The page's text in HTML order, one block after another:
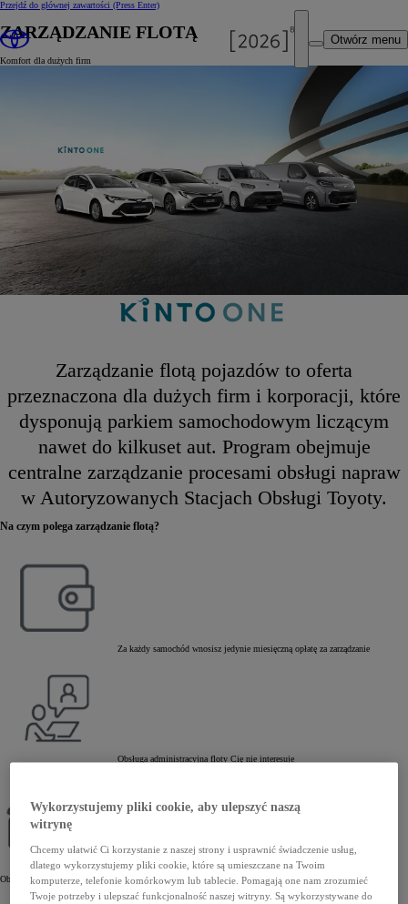
Przejdź do głównej zawartości (Press Enter)
Otwórz menu
ZARZĄDZANIE FLOTĄ
Komfort dla dużych firm
Zarządzanie flotą pojazdów to oferta
przeznaczona dla dużych firm i korporacji, które
dysponują parkiem samochodowym liczącym
nawet do kilkuset aut. Program obejmuje
centralne zarządzanie procesami obsługi napraw
w Autoryzowanych Stacjach Obsługi Toyoty.
Na czym polega zarządzanie flotą?
Za każdy samochód wnosisz jedynie miesięczną opłatę za zarządzanie
Obsługa administracyjna floty Cię nie interesuje
Korzystasz z kompleksowej obsługi serwisowej w Autoryzowanych Stacjach
Obsługi Toyoty
Wykorzystujemy pliki cookie, aby ulepszyć naszą
witrynę
Chcemy ułatwić Ci korzystanie z naszej strony i usprawnić świadczenie usług,
dlatego wykorzystujemy pliki cookie, które są umieszczane na Twoim
komputerze, telefonie komórkowym lub tablecie. Pomagają one nam zrozumieć
Twoje potrzeby i ulepszać funkcjonalność naszej witryny. Są wykorzystywane do